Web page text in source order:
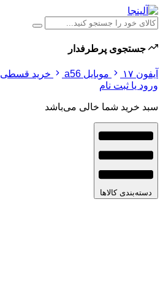
جستجوی پرطرفدار
آیفون ۱۷ موبایل a56
خرید قسطی
ورود یا ثبت نام
سبد خرید شما خالی می‌باشد
دسته‌بندی کالاها